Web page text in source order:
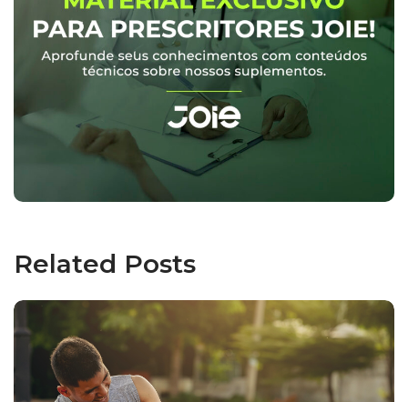
Related Posts